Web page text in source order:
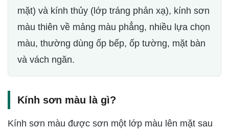
mặt) và kính thủy (lớp tráng phản xạ), kính sơn
màu thiên về mảng màu phẳng, nhiều lựa chọn
màu, thường dùng ốp bếp, ốp tường, mặt bàn
và vách ngăn.
Kính sơn màu là gì?
Kính sơn màu được sơn một lớp màu lên mặt sau